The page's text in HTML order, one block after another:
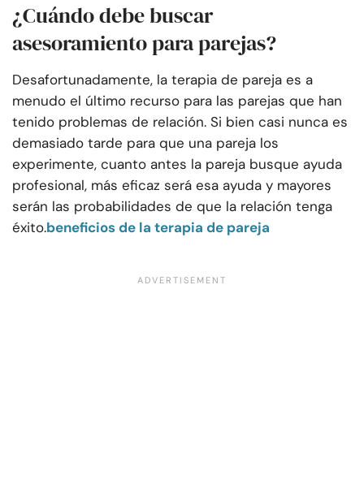
¿Cuándo debe buscar
asesoramiento para parejas?
Desafortunadamente, la terapia de pareja es a
menudo el último recurso para las parejas que han
tenido problemas de relación. Si bien casi nunca es
demasiado tarde para que una pareja los
experimente, cuanto antes la pareja busque ayuda
profesional, más eficaz será esa ayuda y mayores
serán las probabilidades de que la relación tenga
éxito.beneficios de la terapia de pareja